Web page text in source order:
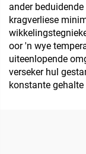
ander
kragverliese
oor 'n wye
uiteenlopende
verseker hul
konstante